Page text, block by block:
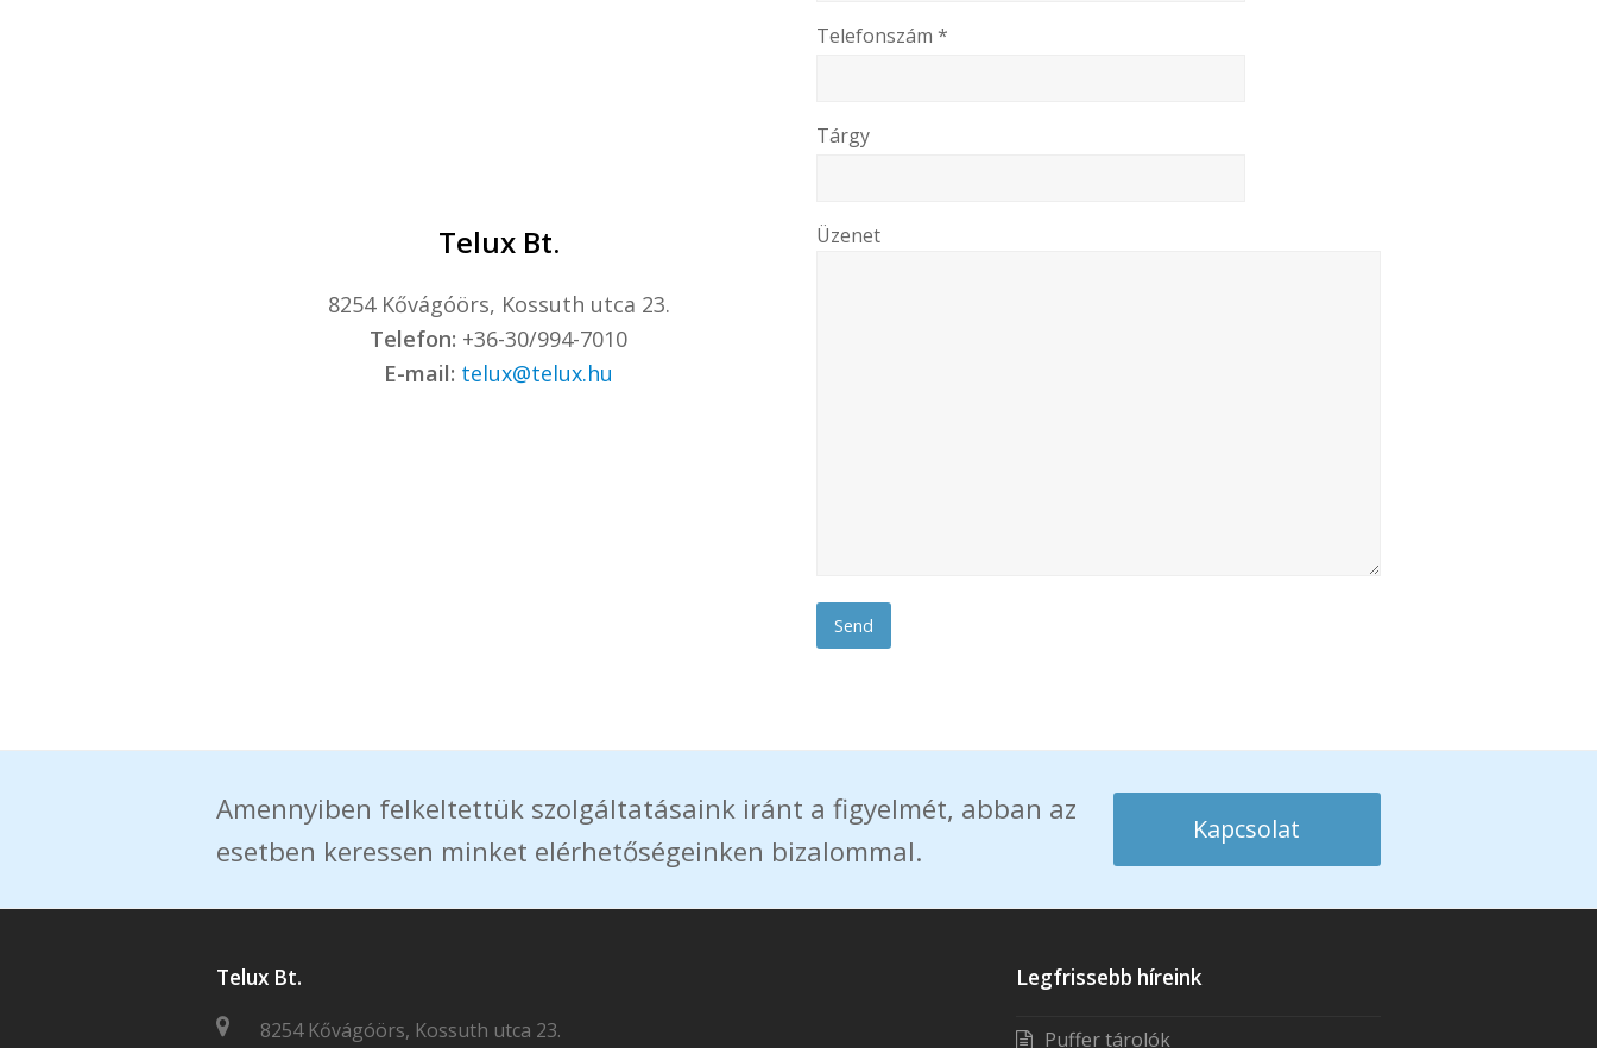
Telux Bt.
8254 Kővágóörs, Kossuth utca 23.
Telefon: +36-30/994-7010
E-mail: telux@telux.hu
Telefonszám *
Tárgy
Üzenet
Amennyiben felkeltettük szolgáltatásaink iránt a figyelmét, abban az
esetben keressen minket elérhetőségeinken bizalommal.
Kapcsolat
Telux Bt.
8254 Kővágóörs, Kossuth utca 23.
Legfrissebb híreink
Puffer tárolók